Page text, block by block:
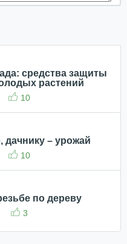
средства защиты
растений
10
дачнику – урожай
10
по дереву
3